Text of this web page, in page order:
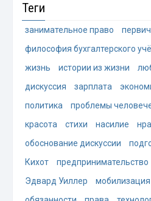
Теги
занимательное право
философия бухгалтерского
жизнь
истории из жизни
дискуссия
зарплата
политика
проблемы
красота
стихи насилие
обоснование дискуссии
Кихот
предпринимательство
Эдвард Уиллер
мобилизация